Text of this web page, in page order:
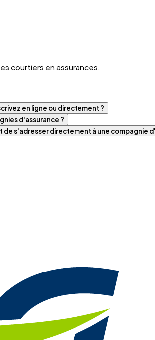
courtiers en assurances.
en ligne ou directement ?
d'assurance ?
s'adresser directement à une compagnie